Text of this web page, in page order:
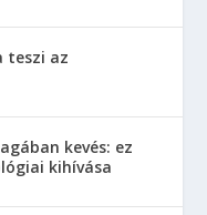
teszi az
kevés: ez
kihívása